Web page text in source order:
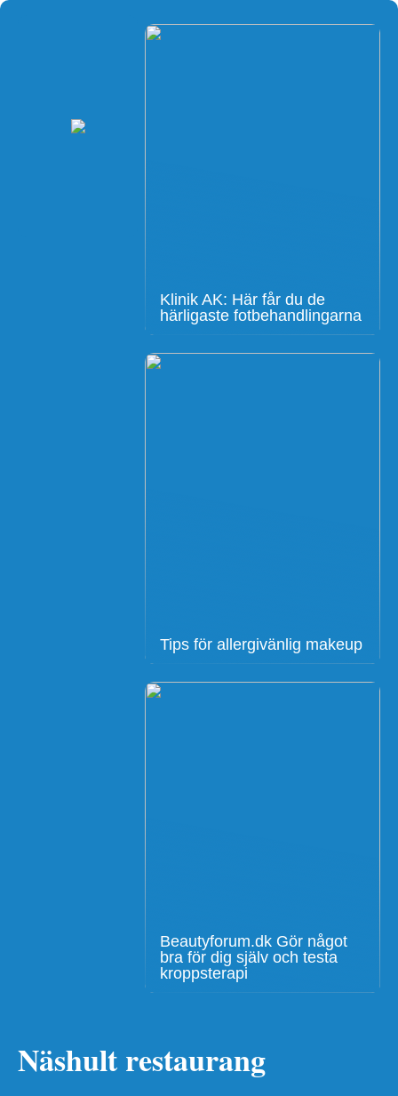
Klinik AK: Här får du de
härligaste fotbehandlingarna
Tips för allergivänlig makeup
Beautyforum.dk Gör något
bra för dig själv och testa
kroppsterapi
Näshult restaurang